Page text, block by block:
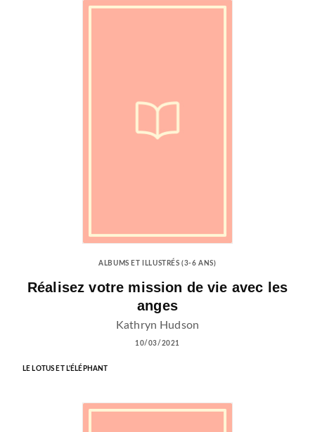
ALBUMS ET ILLUSTRÉS (3-6 ANS)
Réalisez votre mission de vie avec les
anges
Kathryn Hudson
10/03/2021
LE LOTUS ET L'ÉLÉPHANT